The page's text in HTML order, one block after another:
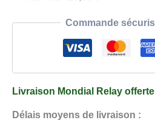
Commande
Livraison Mondial Relay
Délais moyens de livraison :